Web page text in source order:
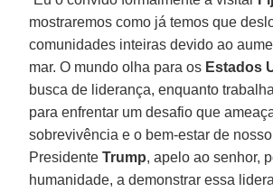
mostraremos como já temos que
comunidades inteiras devido ao
mar. O mundo olha para os Estados
busca de liderança, enquanto
para enfrentar um desafio que
sobrevivência e o bem-estar de
PresidenteTrump, apelo ao senhor,
humanidade, a demonstrar essa